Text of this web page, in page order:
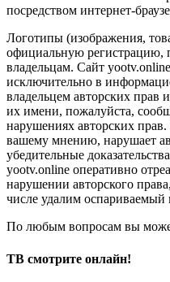
посредством интернет-
Логотипы (изображения,
официальную регистрацию,
владельцам. Сайт
исключительно в
владельцем авторских прав
их имени, пожалуйста,
нарушениях авторских
вашему мнению, нарушает
убедительные
yootv.online оперативно
нарушении авторского
числе удалим оспариваемый
По любым вопросам вы
ТВ смотрите онлайн!